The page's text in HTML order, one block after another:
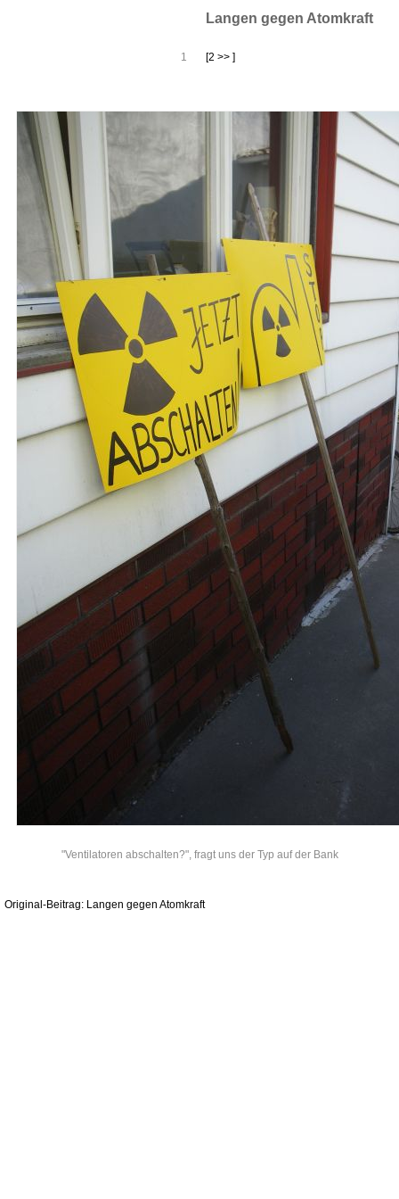
Langen gegen Atomkraft
1 [2 >> ]
"Ventilatoren abschalten?", fragt uns der Typ auf der Bank
Original-Beitrag: Langen gegen Atomkraft